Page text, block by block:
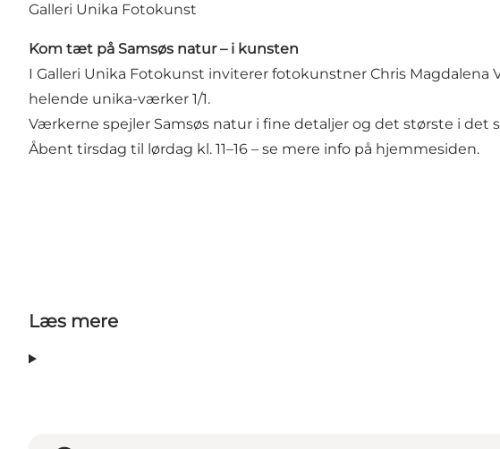
Galleri Unika Fotokunst
Kom tæt på Samsøs natur – i kunsten
I Galleri Unika Fotokunst inviterer fotokunstner Chris
helende unika-værker 1/1.
Værkerne spejler Samsøs natur i fine detaljer og det største i
Åbent tirsdag til lørdag kl. 11–16 – se mere info på hjemmesiden.
Læs mere